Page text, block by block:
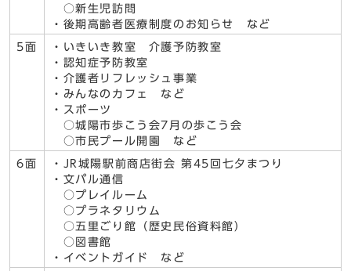
○新生児訪問
・後期高齢者医療制度のお知らせ など
5面
・いきいき教室 介護予防教室
・認知症予防教室
・介護者リフレッシュ事業
・みんなのカフェ など
・スポーツ
○城陽市歩こう会7月の歩こう会
○市民プール開園 など
6面
・JR城陽駅前商店街会 第45回七夕まつり
・文パル通信
○プレイルーム
○プラネタリウム
○五里ごり館（歴史民俗資料館）
○図書館
・イベントガイド など